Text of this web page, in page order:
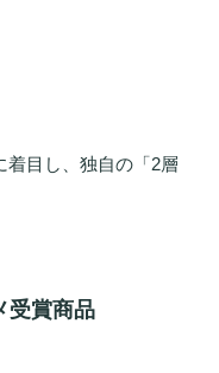
着目し、独自の「2層
ー配合
受賞商品